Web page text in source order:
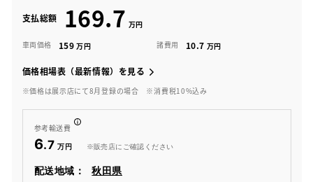
支払総額 169.7
車両価格 159 諸費用 10.7
価格相場表（最新情報）を見る
※価格は展示店にて8月登録の場合 ※消費税10%込み
参考輸送費
6.7 ※販売店にご確認ください
配送地域： 秋田県